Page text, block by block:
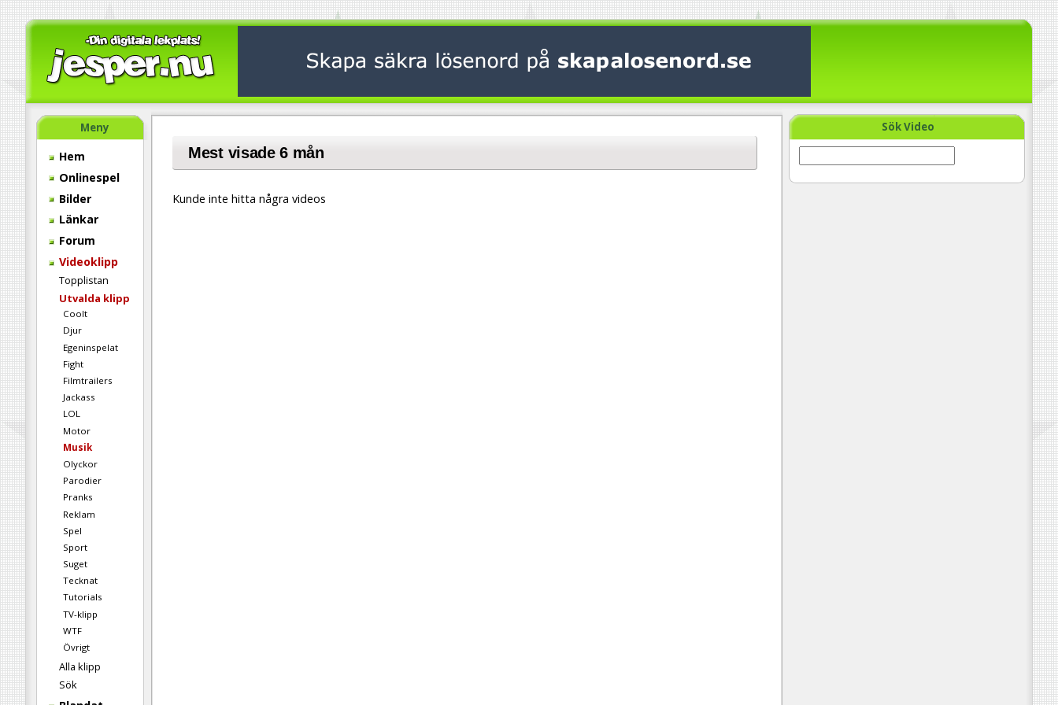
Meny
Hem
Onlinespel
Bilder
Länkar
Forum
Videoklipp
Topplistan
Utvalda klipp
Coolt
Djur
Egeninspelat
Fight
Filmtrailers
Jackass
LOL
Motor
Musik
Olyckor
Parodier
Pranks
Reklam
Spel
Sport
Suget
Tecknat
Tutorials
TV-klipp
WTF
Övrigt
Alla klipp
Sök
Sök Video
Mest visade 6 mån
Kunde inte hitta några videos